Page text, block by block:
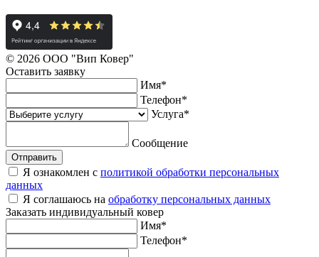
© 2026 ООО "Вип Ковер"
Оставить заявку
Имя*
Телефон*
Услуга*
Сообщение
Отправить
Я ознакомлен с политикой обработки персональных
данных
Я соглашаюсь на обработку персональных данных
Заказать индивидуальный ковер
Имя*
Телефон*